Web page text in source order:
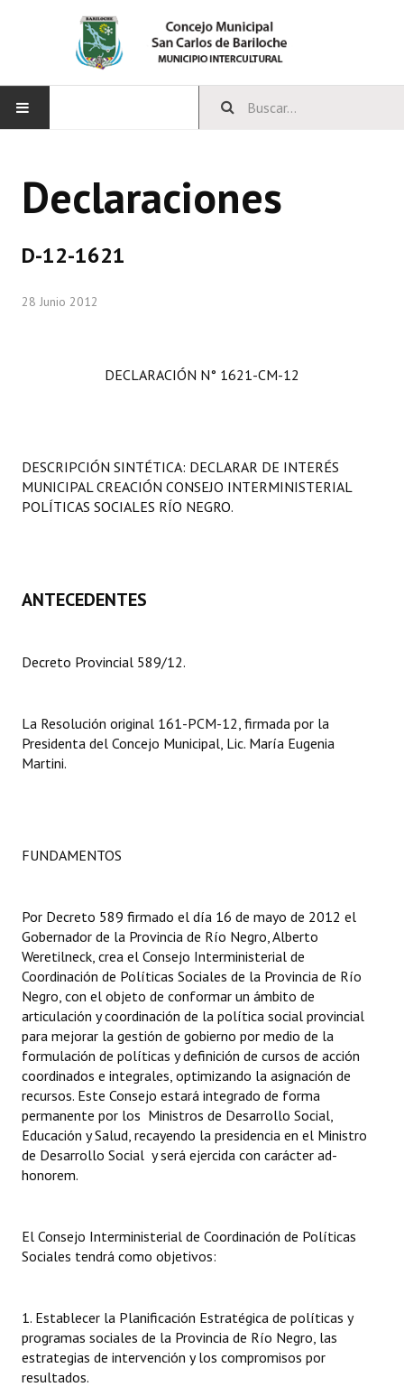
CONCEJO
LEGISLACIÓN
Constitución Nacional
DOCUMENTOS
Informes de Gestión
Informes de Unidad Coordinadora
Ejecución Presupuestaria
Actas de Audiencias Públicas
NORMATIVA
Comunicaciones
Declaraciones
Resoluciones
Resoluciones de Presidencia
Antiguos Pobladores
Registros y Distinciones
Datos Históricos
Declaraciones
D-12-1621
28 Junio 2012
DECLARACIÓN N° 1621-CM-12
DESCRIPCIÓN SINTÉTICA: DECLARAR DE INTERÉS
MUNICIPAL CREACIÓN CONSEJO INTERMINISTERIAL
POLÍTICAS SOCIALES RÍO NEGRO.
ANTECEDENTES
Decreto Provincial 589/12.
La Resolución original 161-PCM-12, firmada por la
Presidenta del Concejo Municipal, Lic. María Eugenia
Martini.
FUNDAMENTOS
Por Decreto 589 firmado el día 16 de mayo de 2012 el
Gobernador de la Provincia de Río Negro, Alberto
Weretilneck, crea el Consejo Interministerial de
Coordinación de Políticas Sociales de la Provincia de Río
Negro, con el objeto de conformar un ámbito de
articulación y coordinación de la política social provincial
para mejorar la gestión de gobierno por medio de la
formulación de políticas y definición de cursos de acción
coordinados e integrales, optimizando la asignación de
recursos. Este Consejo estará integrado de forma
permanente por los Ministros de Desarrollo Social,
Educación y Salud, recayendo la presidencia en el Ministro
de Desarrollo Social y será ejercida con carácter ad-
honorem.
El Consejo Interministerial de Coordinación de Políticas
Sociales tendrá como objetivos:
1. Establecer la Planificación Estratégica de políticas y
programas sociales de la Provincia de Río Negro, las
estrategias de intervención y los compromisos por
resultados.